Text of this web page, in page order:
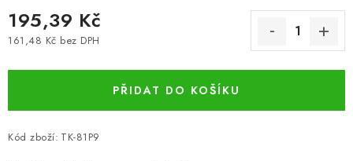
195,39 Kč
161,48 Kč bez DPH
PŘIDAT DO KOŠÍKU
Kód zboží: TK-81P9